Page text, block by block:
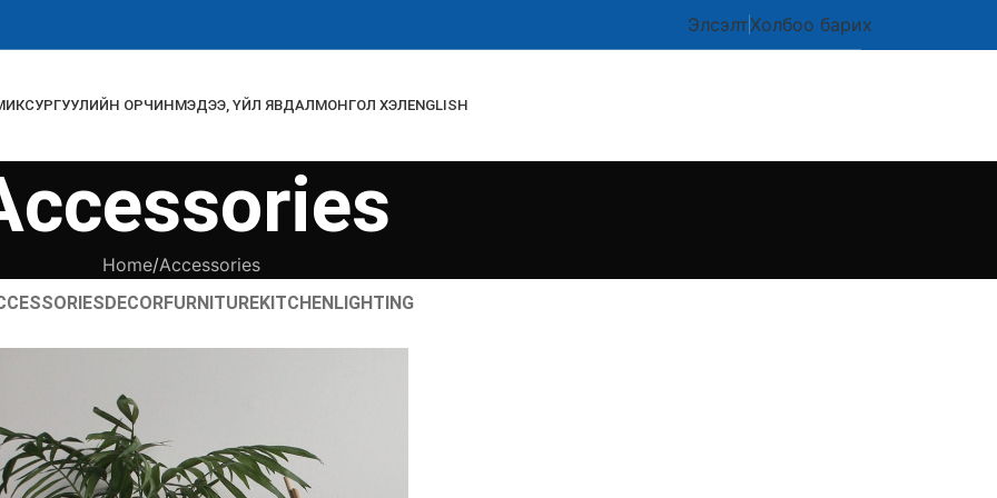
ЭлсэлтХолбоо барих
СУРГУУЛИЙН ОРЧИНМЭДЭЭ, ҮЙЛ ЯВДАЛМОНГОЛ ХЭЛENGLISH
Home Accessories
DECORFURNITUREKITCHENLIGHTING